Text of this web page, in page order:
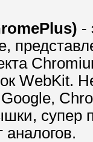
-
WebKit.
супер
аналогов.